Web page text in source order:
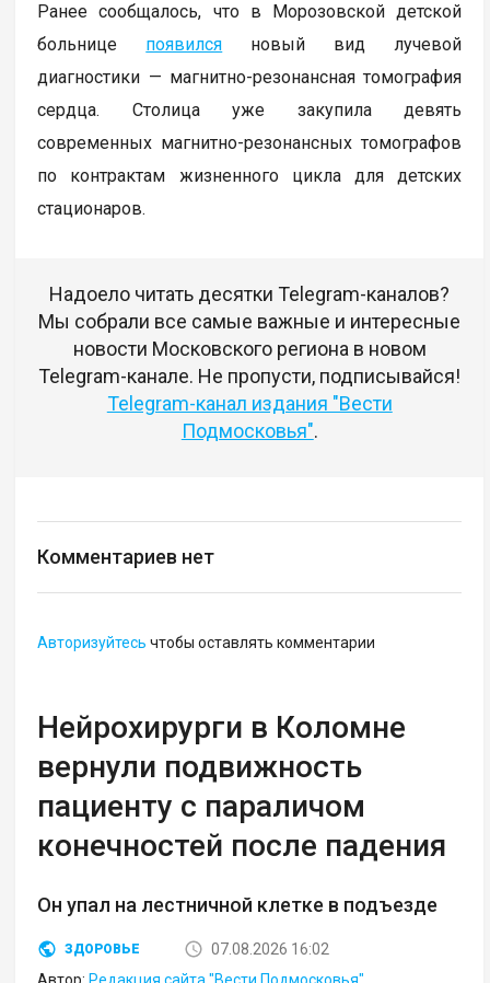
Ранее сообщалось, что в Морозовской детской
больнице появился новый вид лучевой
диагностики — магнитно-резонансная томография
сердца. Столица уже закупила девять
современных магнитно-резонансных томографов
по контрактам жизненного цикла для детских
стационаров.
Надоело читать десятки Telegram-каналов?
Мы собрали все самые важные и интересные
новости Московского региона в новом
Telegram-канале. Не пропусти, подписывайся!
Telegram-канал издания "Вести
Подмосковья".
Комментариев нет
Авторизуйтесь чтобы оставлять комментарии
Нейрохирурги в Коломне
вернули подвижность
пациенту с параличом
конечностей после падения
Он упал на лестничной клетке в подъезде
ЗДОРОВЬЕ
07.08.2026 16:02